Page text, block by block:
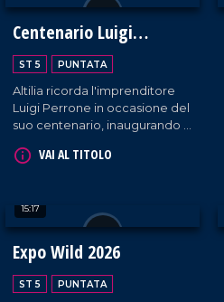
Centenario Luigi
Perrone
ST 5 PUNTATA
Altilia ricorda l'imprenditore
Luigi Perrone in occasione del
suo centenario, inaugurando il
IperContè alla presenza
VAI AL TITOLO
15:17
Expo Wild 2026
ST 5 PUNTATA